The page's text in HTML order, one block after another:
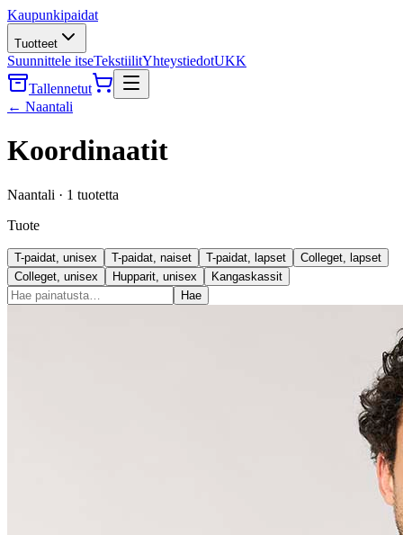
Kaupunkipaidat
Tuotteet
Suunnittele itseTekstiilitYhteystiedotUKK
Tallennetut
← Naantali
Koordinaatit
Naantali · 1 tuotetta
Tuote
T-paidat, unisex T-paidat, naiset T-paidat, lapset
Colleget, lapset
Colleget, unisex
Hupparit, unisex
Kangaskassit
Hae